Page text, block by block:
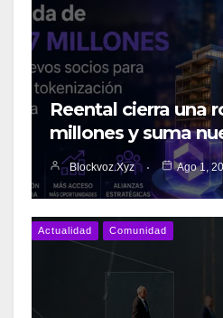
Reental cierra una
millones y suma
Blockvoz.xyz Ago 1,
Actualidad Comunidad